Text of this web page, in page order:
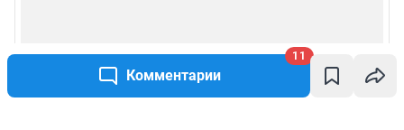
Комментарии
11